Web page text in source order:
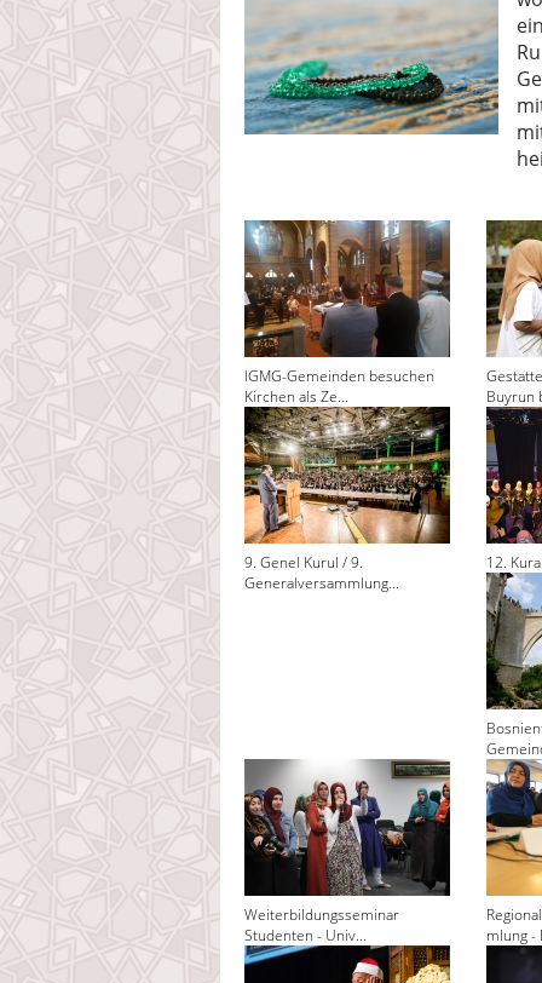
IGMG-Gemeinden besuchen
Kirchen als Ze...
Buyrun
9. Genel Kurul / 9.
Generalversammlung...
12.
Weiterbildungsseminar
Studenten - Univ...
mlung -